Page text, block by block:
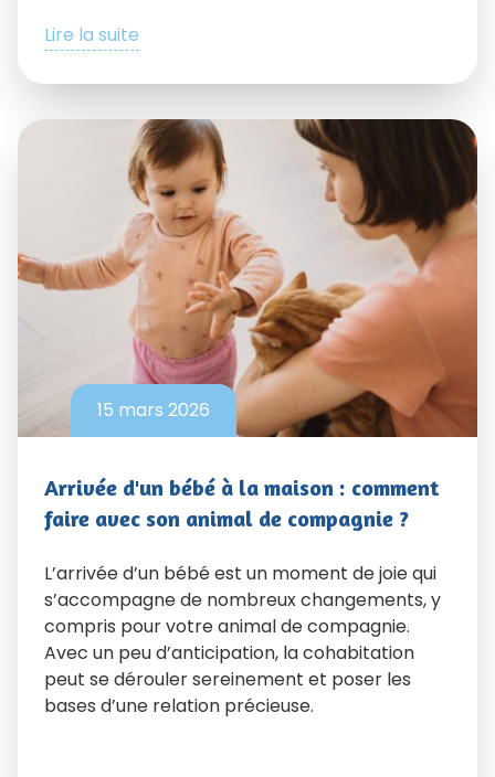
Lire la suite
15 mars 2026
Arrivée d'un bébé à la maison : comment
faire avec son animal de compagnie ?
L’arrivée d’un bébé est un moment de joie qui
s’accompagne de nombreux changements, y
compris pour votre animal de compagnie.
Avec un peu d’anticipation, la cohabitation
peut se dérouler sereinement et poser les
bases d’une relation précieuse.